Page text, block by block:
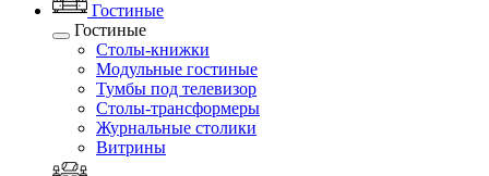
Гостиные
Гостиные
Столы-книжки
Модульные гостиные
Тумбы под телевизор
Столы-трансформеры
Журнальные столики
Витрины